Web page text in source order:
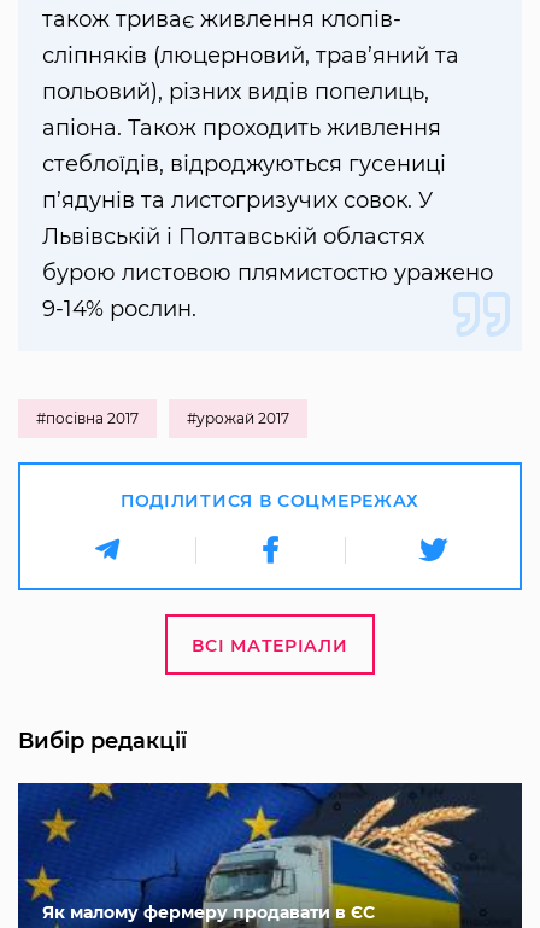
також триває живлення клопів-
сліпняків (люцерновий, трав’яний та
польовий), різних видів попелиць,
апіона. Також проходить живлення
стеблоїдів, відроджуються гусениці
п’ядунів та листогризучих совок. У
Львівській і Полтавській областях
бурою листовою плямистостю уражено
9-14% рослин.
#посівна 2017 #урожай 2017
ПОДІЛИТИСЯ В СОЦМЕРЕЖАХ
ВСІ МАТЕРІАЛИ
Вибір редакції
Як малому фермеру продавати в ЄС